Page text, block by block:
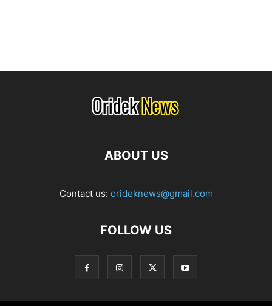
ABOUT US
Contact us: orideknews@gmail.com
FOLLOW US